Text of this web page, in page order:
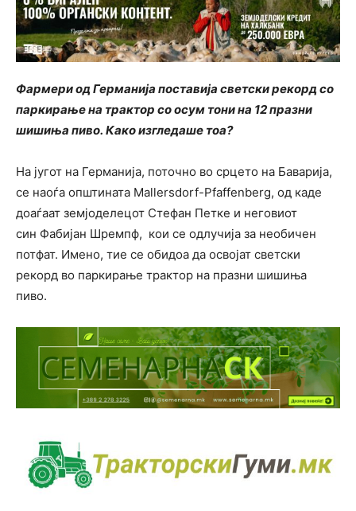
Фармери од Германија поставија светски рекорд со
паркирање на трактор со осум тони на 12 празни
шишиња пиво. Како изгледаше тоа?
На југот на Германија, поточно во срцето на Баварија,
се наоѓа општината Mallersdorf-Pfaffenberg, од каде
доаѓаат земјоделецот Стефан Петке и неговиот
син Фабијан Шремпф, кои се одлучија за необичен
потфат. Имено, тие се обидоа да освојат светски
рекорд во паркирање трактор на празни шишиња
пиво.